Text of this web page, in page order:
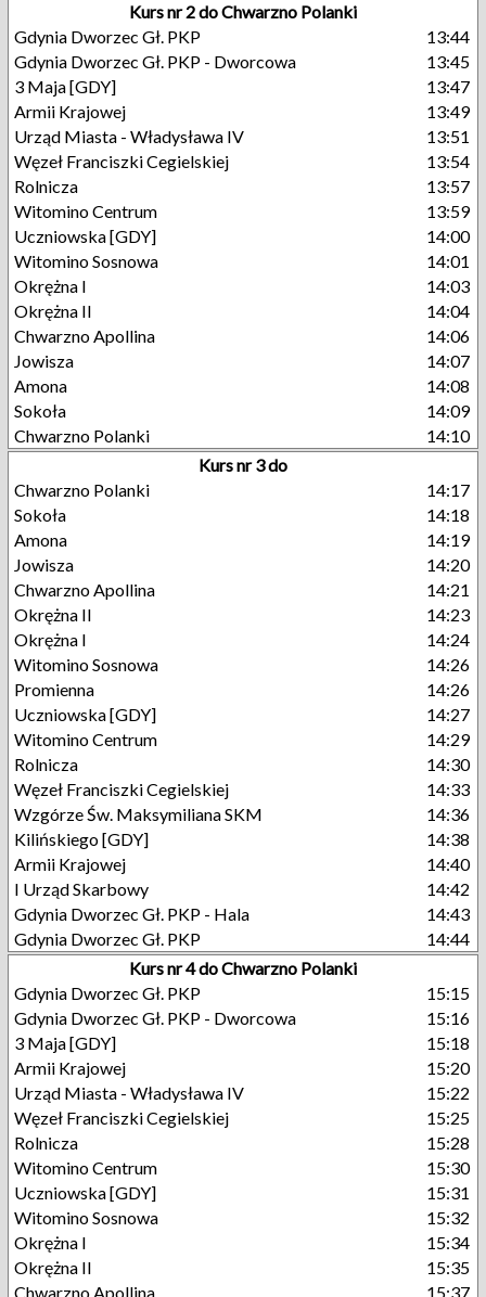
Kurs nr 2 do Chwarzno Polanki
Gdynia Dworzec Gł. PKP
13:44
Gdynia Dworzec Gł. PKP - Dworcowa
13:45
3 Maja [GDY]
13:47
Armii Krajowej
13:49
Urząd Miasta - Władysława IV
13:51
Węzeł Franciszki Cegielskiej
13:54
Rolnicza
13:57
Witomino Centrum
13:59
Uczniowska [GDY]
14:00
Witomino Sosnowa
14:01
Okrężna I
14:03
Okrężna II
14:04
Chwarzno Apollina
14:06
Jowisza
14:07
Amona
14:08
Sokoła
14:09
Chwarzno Polanki
14:10
Kurs nr 3 do
Chwarzno Polanki
14:17
Sokoła
14:18
Amona
14:19
Jowisza
14:20
Chwarzno Apollina
14:21
Okrężna II
14:23
Okrężna I
14:24
Witomino Sosnowa
14:26
Promienna
14:26
Uczniowska [GDY]
14:27
Witomino Centrum
14:29
Rolnicza
14:30
Węzeł Franciszki Cegielskiej
14:33
Wzgórze Św. Maksymiliana SKM
14:36
Kilińskiego [GDY]
14:38
Armii Krajowej
14:40
I Urząd Skarbowy
14:42
Gdynia Dworzec Gł. PKP - Hala
14:43
Gdynia Dworzec Gł. PKP
14:44
Kurs nr 4 do Chwarzno Polanki
Gdynia Dworzec Gł. PKP
15:15
Gdynia Dworzec Gł. PKP - Dworcowa
15:16
3 Maja [GDY]
15:18
Armii Krajowej
15:20
Urząd Miasta - Władysława IV
15:22
Węzeł Franciszki Cegielskiej
15:25
Rolnicza
15:28
Witomino Centrum
15:30
Uczniowska [GDY]
15:31
Witomino Sosnowa
15:32
Okrężna I
15:34
Okrężna II
15:35
Chwarzno Apollina
15:37